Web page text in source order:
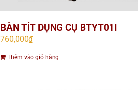
BÀN TÍT DỤNG CỤ BTYT01I
760,000₫
Thêm vào giỏ hàng